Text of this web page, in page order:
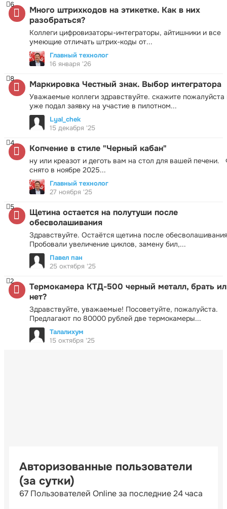
Много штрихкодов на этикетке. Как в них
разобраться?
Коллеги цифровизаторы-интеграторы, айтишники и все
умеющие отличать штрих-коды от...
6
Главный технолог
16 января '26
Маркировка Честный знак. Выбор интегратора
Уважаемые коллеги здравствуйте. скажите пожалуйста
уже подал заявку на участие в пилотном...
8
Lyal_chek
15 декабря '25
Копчение в стиле "Черный кабан"
ну или креазот и деготь вам на стол для вашей печени.
снято в ноябре 2025...
4
Главный технолог
27 ноября '25
Щетина остается на полутуши после
обесволашивания
Здравствуйте. Остаётся щетина после
Пробовали увеличение циклов, замену бил,...
5
Павел пан
25 октября '25
Термокамера КТД-500 черный металл, брать
нет?
Здравствуйте, уважаемые! Посоветуйте, пожалуйста.
Предлагают по 80000 рублей две термокамеры...
2
Талалихум
15 октября '25
Авторизованные пользователи
(за сутки)
67 Пользователей Online за последние 24 часа